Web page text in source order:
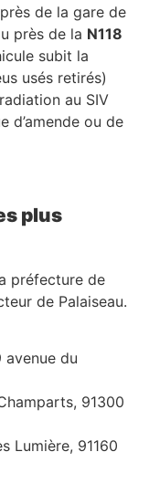
de la gare de
près de la N118
subit la
usés retirés)
au SIV
d’amende ou de
plus
préfecture de
de Palaiseau.
avenue du
91300
Lumière, 91160